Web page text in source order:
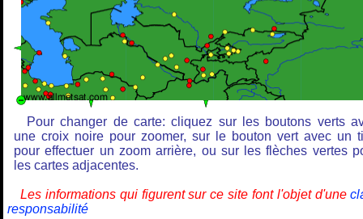
Pour changer de carte: cliquez sur les boutons verts
une croix noire pour zoomer, sur le bouton vert avec un
pour effectuer un zoom arrière, ou sur les flèches vertes
les cartes adjacentes.
Les informations qui figurent sur ce site font l'objet d'une
responsabilité